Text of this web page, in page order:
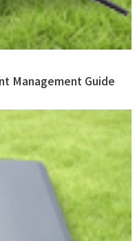
Management Guide